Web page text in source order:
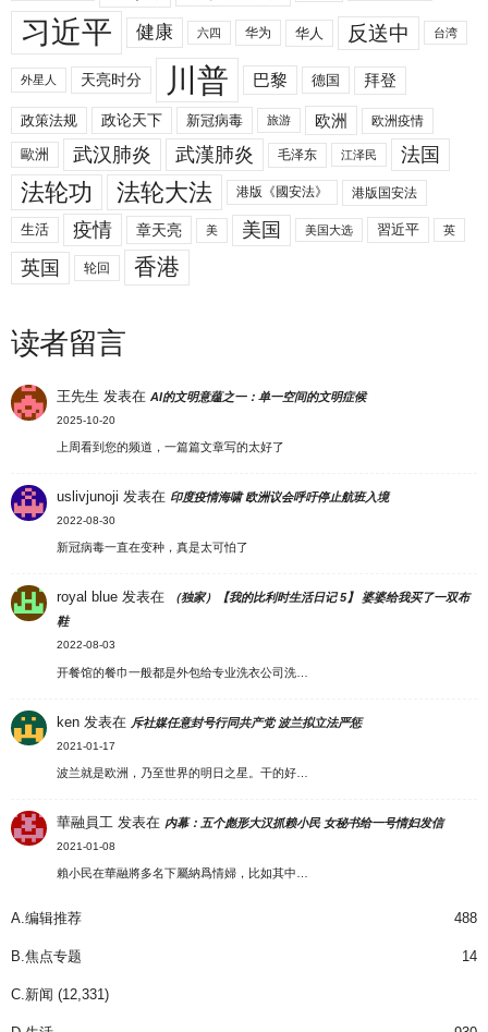
习近平 健康 六四 华为 华人 反送中 台湾
外星人 天亮时分 川普 巴黎 德国 拜登
政策法规 政论天下 新冠病毒 旅游 欧洲 欧洲疫情
歐洲 武汉肺炎 武漢肺炎 毛泽东 江泽民 法国
法轮功 法轮大法 港版《國安法》 港版国安法
生活 疫情 章天亮 美 美国 美国大选 習近平 英
英国 轮回 香港
读者留言
王先生 发表在AI的文明意蕴之一：单一空间的文明症候
2025-10-20
上周看到您的频道，一篇篇文章写的太好了
uslivjunoji 发表在 印度疫情海啸 欧洲议会呼吁停止航班入境
2022-08-30
新冠病毒一直在变种，真是太可怕了
royal blue 发表在
（独家）【我的比利时生活日记 5】 婆婆给我买了一双布
鞋
2022-08-03
开餐馆的餐巾一般都是外包给专业洗衣公司洗…
ken 发表在 斥社媒任意封号行同共产党 波兰拟立法严惩
2021-01-17
波兰就是欧洲，乃至世界的明日之星。干的好…
華融員工 发表在 内幕：五个彪形大汉抓赖小民 女秘书给一号情妇发信
2021-01-08
賴小民在華融將多名下屬納爲情婦，比如其中…
A.编辑推荐 488
B.焦点专题 14
C.新闻 (12,331)